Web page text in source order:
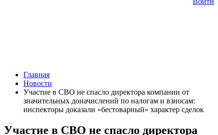
Главная
Новости
Участие в СВО не спасло директора компании от
значительных доначислений по налогам и взносам:
инспекторы доказали «бестоварный» характер сделок
Участие в СВО не спасло директора